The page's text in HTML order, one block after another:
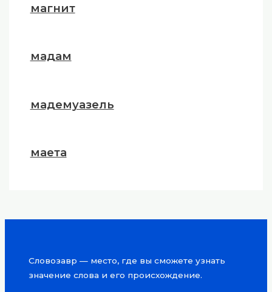
магнит
мадам
мадемуазель
маета
Словозавр — место, где вы сможете узнать
значение слова и его происхождение.